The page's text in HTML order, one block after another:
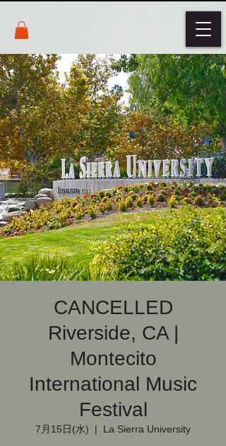
CANCELLED
Riverside, CA |
Montecito
International Music
Festival
7月15日(水)
  |
La Sierra University